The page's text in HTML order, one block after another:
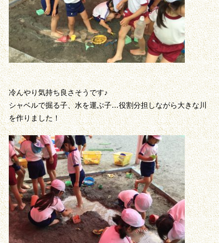
冷んやり気持ち良さそうです♪
シャベルで掘る子、水を運ぶ子…役割分担しながら大きな川
を作りました！